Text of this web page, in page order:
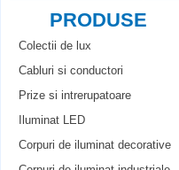
PRODUSE
Colectii de lux
Cabluri si conductori
Prize si intrerupatoare
Iluminat LED
Corpuri de iluminat decorative